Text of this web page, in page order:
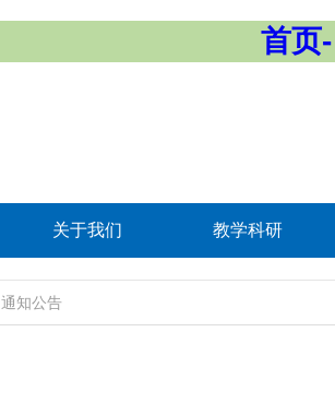
首页
关于我们 教学科研
通知公告